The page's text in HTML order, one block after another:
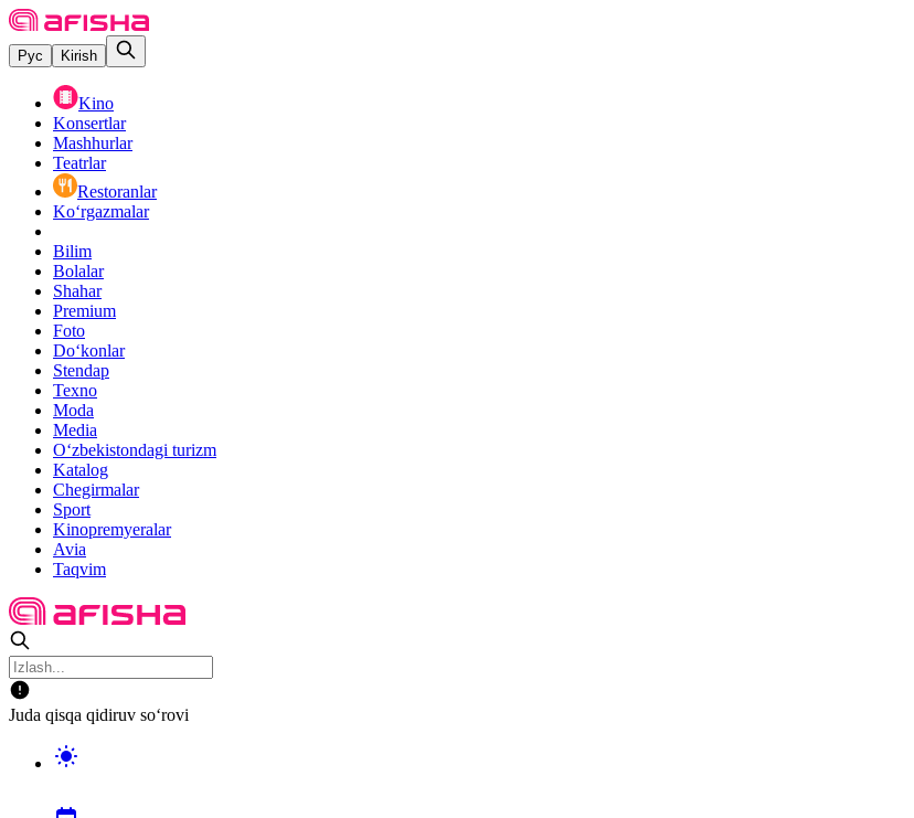
Рус Kirish
Kino
Konsertlar
Mashhurlar
Teatrlar
Restoranlar
Ko‘rgazmalar
Bilim
Bolalar
Shahar
Premium
Foto
Do‘konlar
Stendap
Texno
Moda
Media
O‘zbekistondagi turizm
Katalog
Chegirmalar
Sport
Kinopremyeralar
Avia
Taqvim
Juda qisqa qidiruv so‘rovi